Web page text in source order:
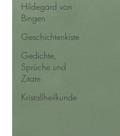
Hildegard von
Bingen
Geschichtenkiste
Gedichte,
Sprüche und
Zitate
Kristallheilkunde